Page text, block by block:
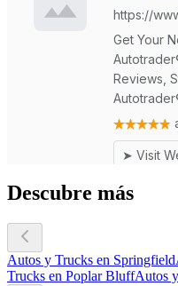
Descubre más
Autos y Trucks en Springfield
Trucks en Poplar BluffAutos